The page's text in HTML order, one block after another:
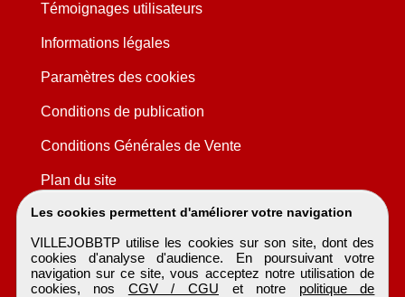
Les cookies permettent d'améliorer votre navigation
VILLEJOBBTP utilise les cookies sur son site, dont des
cookies d'analyse d'audience. En poursuivant votre
navigation sur ce site, vous acceptez notre utilisation de
cookies, nos CGV / CGU et notre politique de
Témoignages utilisateurs
Informations légales
Paramètres des cookies
Conditions de publication
Conditions Générales de Vente
Plan du site